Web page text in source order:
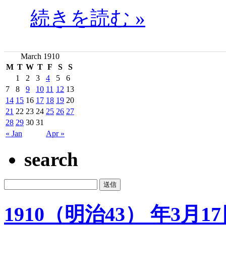
続きを読む »
March 1910
M T W T F S S
« Jan Apr »
1 2 3 4 5
6
7
8 9 10 11 12 13
14 15 16 17 18 19 20
21 22 23 24 25 26 27
28 29 30 31
search
1910（明治43） 年3月